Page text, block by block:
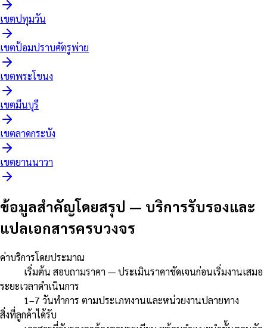
เขตปทุมวัน
เขตป้อมปราบศัตรูพ่าย
เขตพระโขนง
เขตมีนบุรี
เขตลาดกระบัง
เขตยานนาวา
ข้อมูลสำคัญโดยสรุป — บริการรับรองและ
แปลเอกสารครบวงจร
ค่าบริการโดยประมาณ
เริ่มต้น สอบถามราคา — ประเมินราคาชัดเจนก่อนเริ่มงานเสมอ
ระยะเวลาดำเนินการ
1–7 วันทำการ ตามประเภทงานและหน่วยงานปลายทาง
สิ่งที่ลูกค้าได้รับ